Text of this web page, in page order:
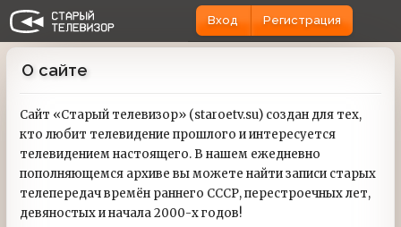
Вход Регистрация
О сайте
Сайт «Старый телевизор» (staroetv.su) создан для тех,
кто любит телевидение прошлого и интересуется
телевидением настоящего. В нашем ежедневно
пополняющемся архиве вы можете найти записи старых
телепередач времён раннего СССР, перестроечных лет,
девяностых и начала 2000-х годов!